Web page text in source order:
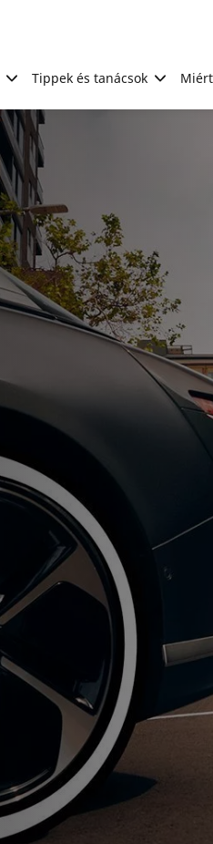
Tippek és tanácsok